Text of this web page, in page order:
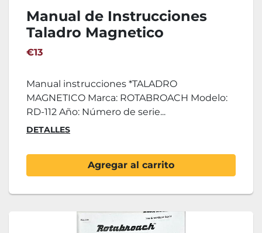
Manual de Instrucciones
Taladro Magnetico
ROTABROACH RD-112
€13
Manual instrucciones *TALADRO
MAGNETICO Marca: ROTABROACH Modelo:
RD-112 Año: Número de serie...
DETALLES
Agregar al carrito